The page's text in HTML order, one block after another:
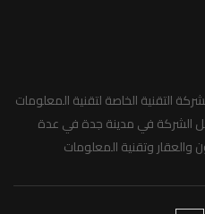
التقنية الخاصة لتقنية المعلومات
وتعمل الشركة في مدينة جدة في عدة
والعقار وتقنية المعلومات